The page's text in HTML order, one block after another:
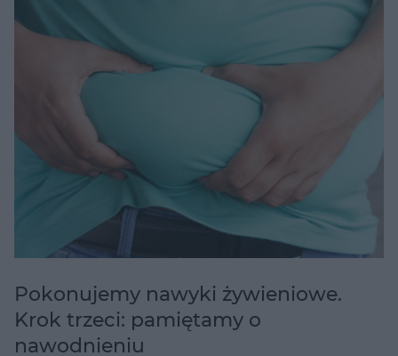
Pokonujemy nawyki żywieniowe.
Krok trzeci: pamiętamy o
nawodnieniu